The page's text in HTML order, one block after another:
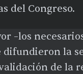
del Congreso.
–los
la
de la